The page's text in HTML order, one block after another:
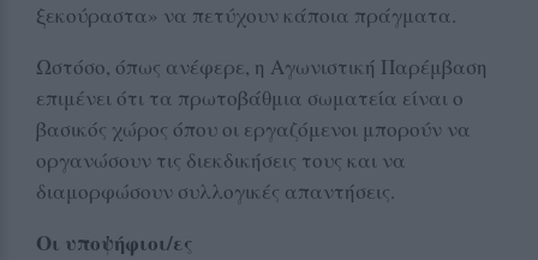
ξεκούραστα» να πετύχουν κάποια πράγματα.
Ωστόσο, όπως ανέφερε, η Αγωνιστική Παρέμβαση
επιμένει ότι τα πρωτοβάθμια σωματεία είναι ο
βασικός χώρος όπου οι εργαζόμενοι μπορούν να
οργανώσουν τις διεκδικήσεις τους και να
διαμορφώσουν συλλογικές απαντήσεις.
Οι υποψήφιοι/ες